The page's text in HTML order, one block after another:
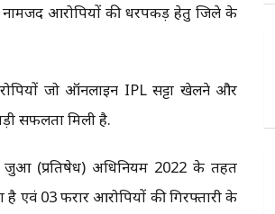
आरोपियों की धरपकड़ हेतु जिले के
जो ऑनलाइन IPL सट्टा खेलने और
सफलता मिली है.
जुआ (प्रतिषेध) अधिनियम 2022 के तहत
है एवं 03 फरार आरोपियों की गिरफ्तारी के